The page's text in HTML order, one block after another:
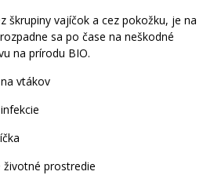
škrupiny vajíčok a cez pokožku, je na
sa po čase na neškodné
na prírodu BIO.
vtákov
prostredie